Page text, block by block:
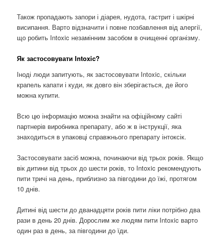
Також пропадають запори і діарея, нудота, гастрит і шкірні
висипання. Варто відзначити і повне позбавлення від алергії,
що робить Intoxic незамінним засобом в очищенні організму.
Як застосовувати Intoxic?
Іноді люди запитують, як застосовувати Intoxic, скільки
крапель капати і куди, як довго він зберігається, де його
можна купити.
Всю цю інформацію можна знайти на офіційному сайті
партнерів виробника препарату, або ж в інструкції, яка
знаходиться в упаковці справжнього препарату інтоксік.
Застосовувати засіб можна, починаючи від трьох років. Якщо
вік дитини від трьох до шести років, то Intoxic рекомендують
пити тричі на день, приблизно за півгодини до їжі, протягом
10 днів.
Дитині від шести до дванадцяти років пити ліки потрібно два
рази в день 20 днів. Дорослим же людям пити Intoxic варто
один раз в день, за півгодини до їди.